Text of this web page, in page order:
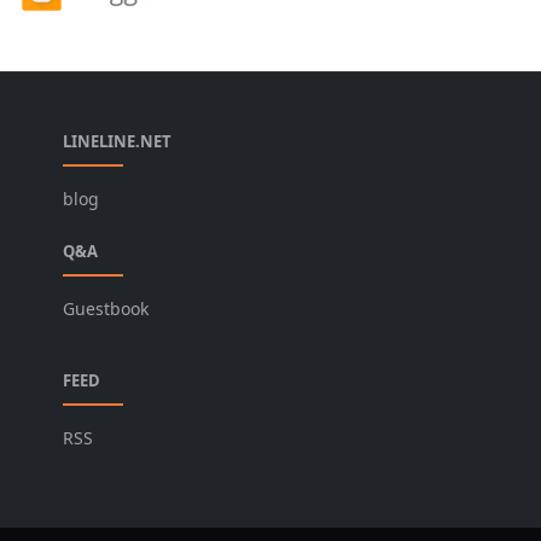
LINELINE.NET
blog
Q&A
Guestbook
FEED
RSS